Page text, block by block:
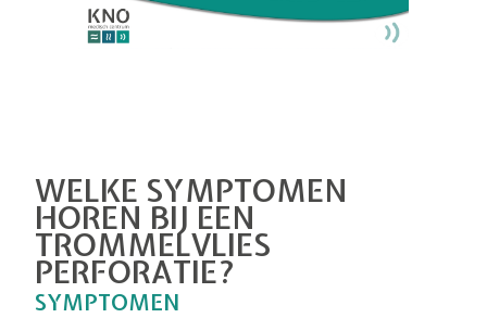
WELKE SYMPTOMEN
HOREN BIJ EEN
TROMMELVLIES
PERFORATIE?
SYMPTOMEN